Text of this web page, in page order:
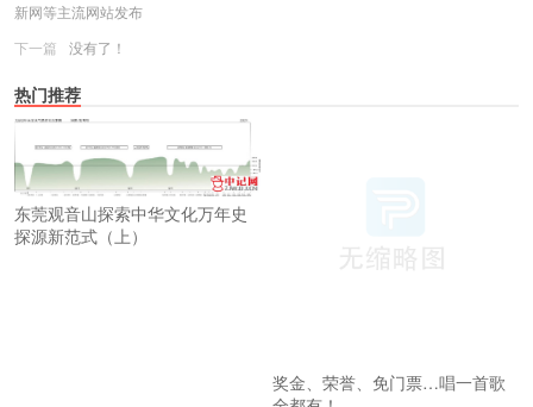
新网等主流网站发布
下一篇
没有了！
热门推荐
东莞观音山探索中华文化万年史
探源新范式（上）
奖金、荣誉、免门票…唱一首歌